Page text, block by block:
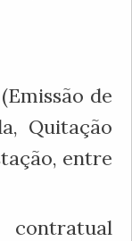
de
Quitação
entre